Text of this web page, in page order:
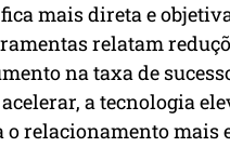
mais direta e
relatam
na taxa de
a tecnologia
o relacionamento mais